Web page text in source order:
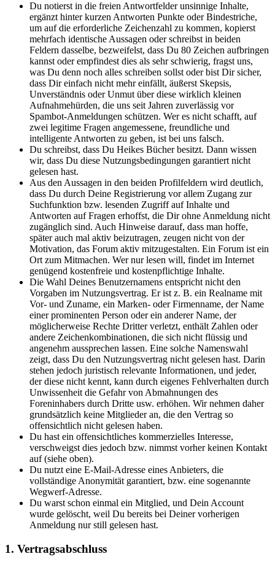
Du notierst in die freien Antwortfelder unsinnige Inhalte,
ergänzt hinter kurzen Antworten Punkte oder Bindestriche,
um auf die erforderliche Zeichenzahl zu kommen, kopierst
mehrfach identische Aussagen oder schreibst in beiden
Feldern dasselbe, bezweifelst, dass Du 80 Zeichen aufbringen
kannst oder empfindest dies als sehr schwierig, fragst uns,
was Du denn noch alles schreiben sollst oder bist Dir sicher,
dass Dir einfach nicht mehr einfällt, äußerst Skepsis,
Unverständnis oder Unmut über diese wirklich kleinen
Aufnahmehürden, die uns seit Jahren zuverlässig vor
Spambot-Anmeldungen schützen. Wer es nicht schafft, auf
zwei legitime Fragen angemessene, freundliche und
intelligente Antworten zu geben, ist bei uns falsch.
Du schreibst, dass Du Heikes Bücher besitzt. Dann wissen
wir, dass Du diese Nutzungsbedingungen garantiert nicht
gelesen hast.
Aus den Aussagen in den beiden Profilfeldern wird deutlich,
dass Du durch Deine Registrierung vor allem Zugang zur
Suchfunktion bzw. lesenden Zugriff auf Inhalte und
Antworten auf Fragen erhoffst, die Dir ohne Anmeldung nicht
zugänglich sind. Auch Hinweise darauf, dass man hoffe,
später auch mal aktiv beizutragen, zeugen nicht von der
Motivation, das Forum aktiv mitzugestalten. Ein Forum ist ein
Ort zum Mitmachen. Wer nur lesen will, findet im Internet
genügend kostenfreie und kostenpflichtige Inhalte.
Die Wahl Deines Benutzernamens entspricht nicht den
Vorgaben im Nutzungsvertrag. Er ist z. B. ein Realname mit
Vor- und Zuname, ein Marken- oder Firmenname, der Name
einer prominenten Person oder ein anderer Name, der
möglicherweise Rechte Dritter verletzt, enthält Zahlen oder
andere Zeichenkombinationen, die sich nicht flüssig und
angenehm aussprechen lassen. Eine solche Namenswahl
zeigt, dass Du den Nutzungsvertrag nicht gelesen hast. Darin
stehen jedoch juristisch relevante Informationen, und jeder,
der diese nicht kennt, kann durch eigenes Fehlverhalten durch
Unwissenheit die Gefahr von Abmahnungen des
Foreninhabers durch Dritte usw. erhöhen. Wir nehmen daher
grundsätzlich keine Mitglieder an, die den Vertrag so
offensichtlich nicht gelesen haben.
Du hast ein offensichtliches kommerzielles Interesse,
verschweigst dies jedoch bzw. nimmst vorher keinen Kontakt
auf (siehe oben).
Du nutzt eine E-Mail-Adresse eines Anbieters, die
vollständige Anonymität garantiert, bzw. eine sogenannte
Wegwerf-Adresse.
Du warst schon einmal ein Mitglied, und Dein Account
wurde gelöscht, weil Du bereits bei Deiner vorherigen
Anmeldung nur still gelesen hast.
1. Vertragsabschluss